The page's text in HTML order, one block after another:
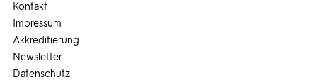
Kontakt
Impressum
Akkreditierung
Newsletter
Datenschutz